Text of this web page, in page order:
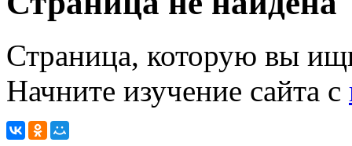
Страница, которую вы
Начните изучение сайта с